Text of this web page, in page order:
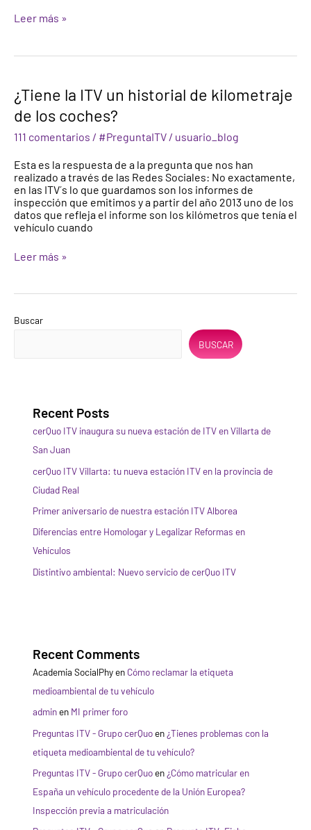
Leer más »
¿Tiene la ITV un historial de kilometraje
de los coches?
111 comentarios / #PreguntaITV / usuario_blog
Esta es la respuesta de a la pregunta que nos han
realizado a través de las Redes Sociales: No exactamente,
en las ITV´s lo que guardamos son los informes de
inspección que emitimos y a partir del año 2013 uno de los
datos que refleja el informe son los kilómetros que tenía el
vehículo cuando
¿Tiene
la
ITV
historial
kilometraje
de
los
coches?
Leer más »
Buscar
BUSCAR
Recent Posts
cerQuo ITV inaugura su nueva estación de ITV en Villarta de
San Juan
cerQuo ITV Villarta: tu nueva estación ITV en la provincia de
Ciudad Real
Primer aniversario de nuestra estación ITV Alborea
Diferencias entre Homologar y Legalizar Reformas en
Vehículos
Distintivo ambiental: Nuevo servicio de cerQuo ITV
Recent Comments
Academia SocialPhyen Cómo reclamar la etiqueta
medioambiental de tu vehículo
adminen MI primer foro
Preguntas ITV - Grupo cerQuoen ¿Tienes problemas con la
etiqueta medioambiental de tu vehículo?
Preguntas ITV - Grupo cerQuoen ¿Cómo matricular en
España un vehículo procedente de la Unión Europea?
Inspección previa a matriculación